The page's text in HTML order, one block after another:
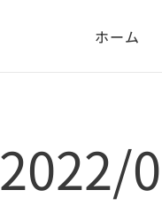
ホーム
2022/